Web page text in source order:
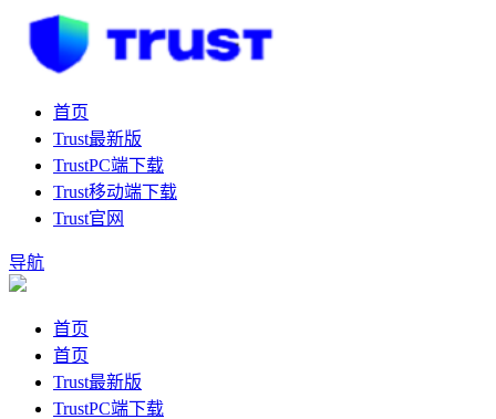
首页
Trust最新版
TrustPC端下载
Trust移动端下载
Trust官网
导航
首页
首页
Trust最新版
TrustPC端下载